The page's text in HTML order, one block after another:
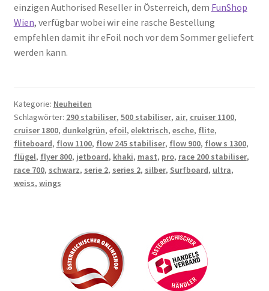
einzigen Authorised Reseller in Österreich, dem FunShop
Wien, verfügbar wobei wir eine rasche Bestellung
empfehlen damit ihr eFoil noch vor dem Sommer geliefert
werden kann.
Kategorie: Neuheiten
Schlagwörter: 290 stabiliser, 500 stabiliser, air, cruiser 1100,
cruiser 1800, dunkelgrün, efoil, elektrisch, esche, flite,
fliteboard, flow 1100, flow 245 stabiliser, flow 900, flow s 1300,
flügel, flyer 800, jetboard, khaki, mast, pro, race 200 stabiliser,
race 700, schwarz, serie 2, series 2, silber, Surfboard, ultra,
weiss, wings